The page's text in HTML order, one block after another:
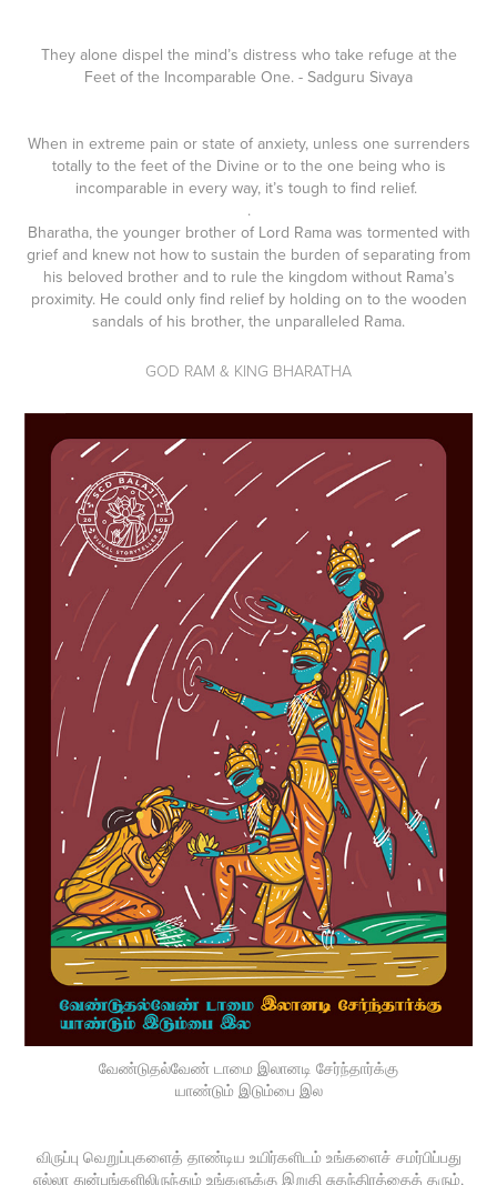
They alone dispel the mind’s distress who take refuge at the
Feet of the Incomparable One. - Sadguru Sivaya
When in extreme pain or state of anxiety, unless one surrenders
totally to the feet of the Divine or to the one being who is
incomparable in every way, it’s tough to find relief.
.
Bharatha, the younger brother of Lord Rama was tormented with
grief and knew not how to sustain the burden of separating from
his beloved brother and to rule the kingdom without Rama’s
proximity. He could only find relief by holding on to the wooden
sandals of his brother, the unparalleled Rama.
GOD RAM & KING BHARATHA
வேண்டுதல்வேண் டாமை இலானடி சேர்ந்தார்க்கு
யாண்டும் இடும்பை இல
விருப்பு வெறுப்புகளைத் தாண்டிய உயிர்களிடம் உங்களைச் சமர்பிப்பது
எல்லா துன்பங்களிலிருந்தும் உங்களுக்கு இறுதி சுதந்திரத்தைத் தரும்,